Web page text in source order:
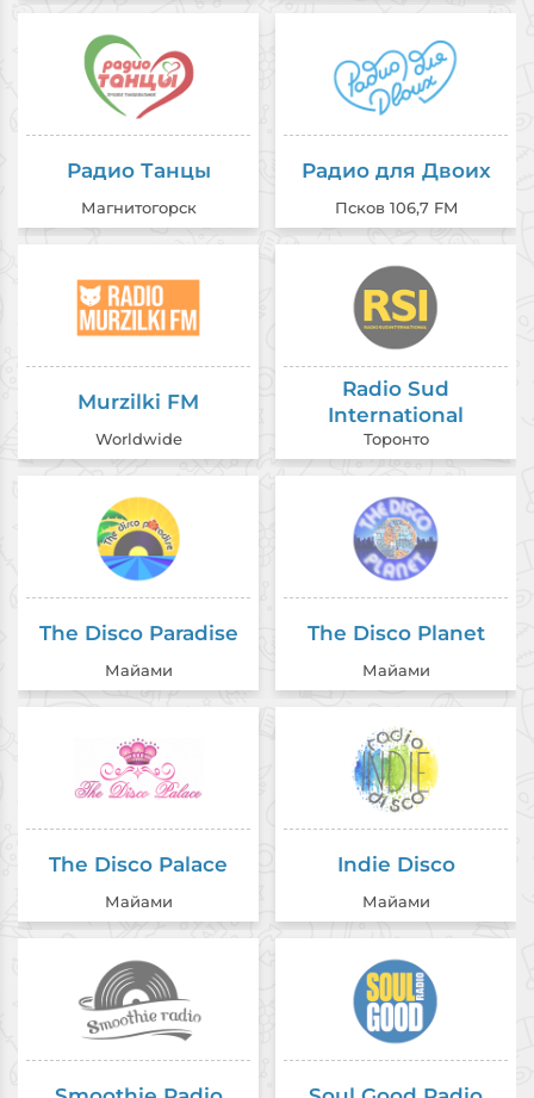
Радио Танцы
Магнитогорск
Радио для Двоих
Псков 106,7 FM
Murzilki FM
Worldwide
Radio Sud
International
Торонто
The Disco Paradise
Майами
The Disco Planet
Майами
The Disco Palace
Майами
Indie Disco
Майами